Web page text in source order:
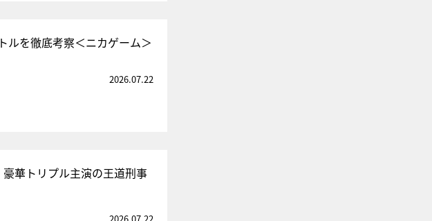
ルを徹底考察＜ニカゲーム＞
2026.07.22
華トリプル主演の王道刑事
2026.07.22